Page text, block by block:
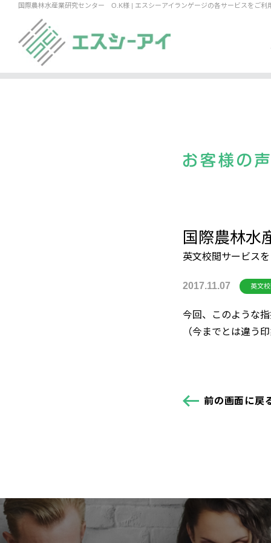
国際農林水産業研究センター O.K様 | エスシーアイランゲージの各サービスをご利
国際農林
英文校閲サービス
2017.11.07 英文
今回、このような
（今までとは違う
前の画面に戻